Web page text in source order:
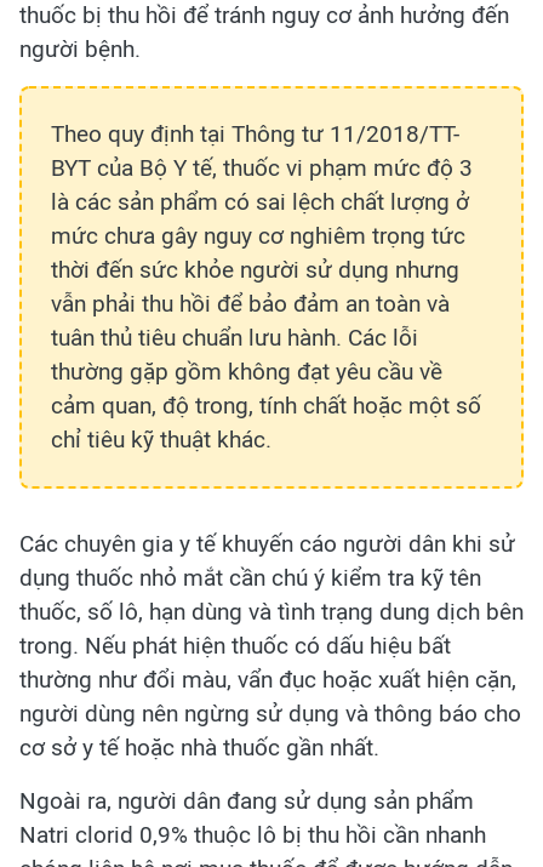
thuốc bị thu hồi để tránh nguy cơ ảnh hưởng đến
người bệnh.
Theo quy định tại Thông tư 11/2018/TT-
BYT của Bộ Y tế, thuốc vi phạm mức độ 3
là các sản phẩm có sai lệch chất lượng ở
mức chưa gây nguy cơ nghiêm trọng tức
thời đến sức khỏe người sử dụng nhưng
vẫn phải thu hồi để bảo đảm an toàn và
tuân thủ tiêu chuẩn lưu hành. Các lỗi
thường gặp gồm không đạt yêu cầu về
cảm quan, độ trong, tính chất hoặc một số
chỉ tiêu kỹ thuật khác.
Các chuyên gia y tế khuyến cáo người dân khi sử
dụng thuốc nhỏ mắt cần chú ý kiểm tra kỹ tên
thuốc, số lô, hạn dùng và tình trạng dung dịch bên
trong. Nếu phát hiện thuốc có dấu hiệu bất
thường như đổi màu, vẩn đục hoặc xuất hiện cặn,
người dùng nên ngừng sử dụng và thông báo cho
cơ sở y tế hoặc nhà thuốc gần nhất.
Ngoài ra, người dân đang sử dụng sản phẩm
Natri clorid 0,9% thuộc lô bị thu hồi cần nhanh